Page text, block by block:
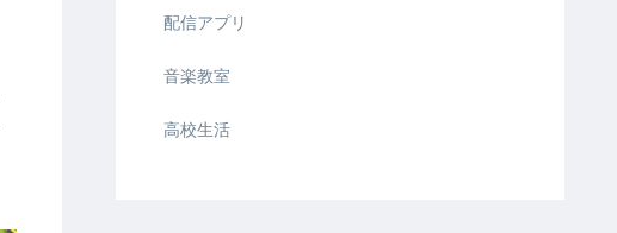
配信アプリ
音楽教室
高校生活